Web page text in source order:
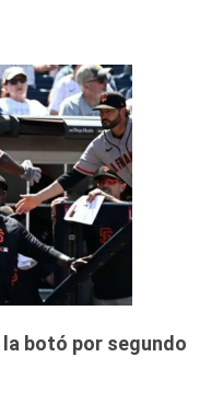
la botó por segundo